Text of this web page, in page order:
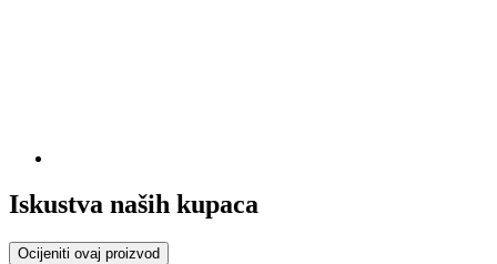
Iskustva naših kupaca
Ocijeniti ovaj proizvod